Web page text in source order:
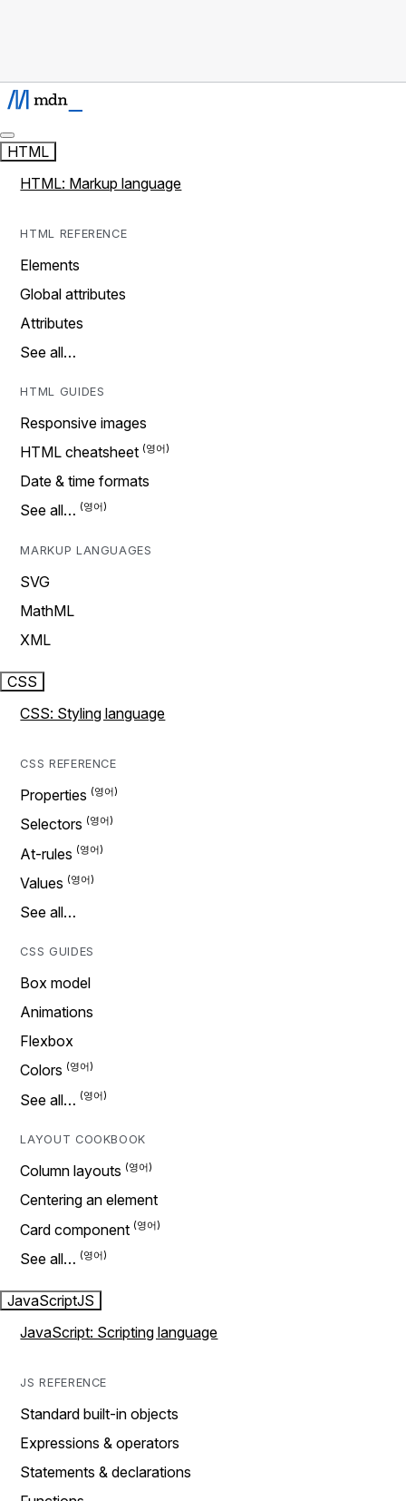
HTML
HTML: Markup language
HTML REFERENCE
Elements
Global attributes
Attributes
See all…
HTML GUIDES
Responsive images
HTML cheatsheet
Date & time formats
See all…
MARKUP LANGUAGES
SVG
MathML
XML
CSS
CSS: Styling language
CSS REFERENCE
Properties
Selectors
At-rules
Values
See all…
CSS GUIDES
Box model
Animations
Flexbox
Colors
See all…
LAYOUT COOKBOOK
Column layouts
Centering an element
Card component
See all…
JavaScriptJS
JavaScript: Scripting language
JS REFERENCE
Standard built-in objects
Expressions & operators
Statements & declarations